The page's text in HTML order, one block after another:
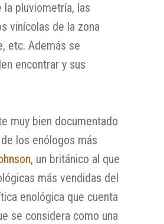
la pluviometría, las
vinícolas de la zona
etc. Además se
encontrar y sus
muy bien documentado
los enólogos más
, un británico al que
más vendidas del
enológica que cuenta
se considera como una